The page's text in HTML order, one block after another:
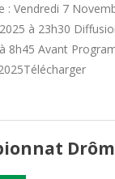
: Vendredi 7
à 23h30
8h45 Avant